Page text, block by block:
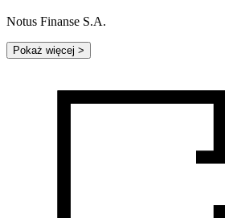
Notus Finanse S.A.
Pokaż więcej >